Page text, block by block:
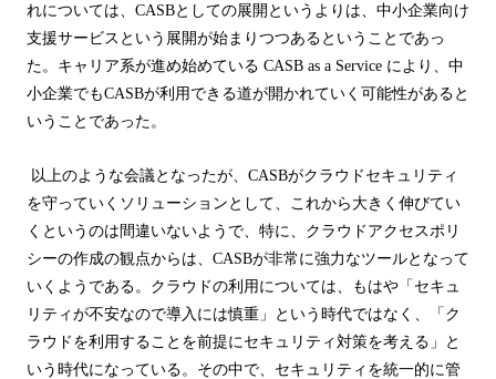
れについては、 CASBとしての展開というよりは、中小企業向け
支援サービスという展開が始まりつつあるということであっ
た。キャリア系が進め始めている CASB as a Service により、中
小企業でもCASBが利用できる道が開かれていく可能性があると
いうことであった。
以上のような会議となったが、 CASBがクラウドセキュリティ
を守っていくソリューションとして、これから大きく伸びてい
くというのは間違いないようで、特に、クラウドアクセスポリ
シーの作成の観点からは、 CASBが非常に強力なツールとなって
いくようである。クラウドの利用については、もはや「セキュ
リティが不安なので導入には慎重」という時代ではなく、「ク
ラウドを利用することを前提にセキュリティ対策を考える」と
いう時代になっている。その中で、セキュリティを統一的に管